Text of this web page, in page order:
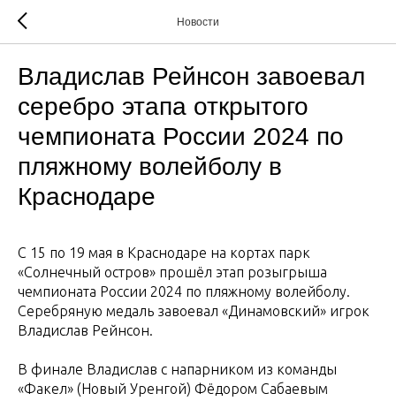
Новости
Владислав Рейнсон завоевал
серебро этапа открытого
чемпионата России 2024 по
пляжному волейболу в
Краснодаре
С 15 по 19 мая в Краснодаре на кортах парк
«Солнечный остров» прошёл этап розыгрыша
чемпионата России 2024 по пляжному волейболу.
Серебряную медаль завоевал «Динамовский» игрок
Владислав Рейнсон.
В финале Владислав с напарником из команды
«Факел» (Новый Уренгой) Фёдором Сабаевым